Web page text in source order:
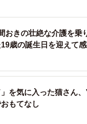
おきの壮絶な介護を
歳の誕生日を迎えて
を気に入った猫さん
もてなし